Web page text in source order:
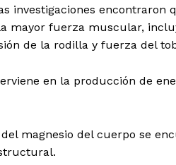
investigaciones encontraron
mayor fuerza muscular,
de la rodilla y fuerza del
en la producción de
magnesio del cuerpo se